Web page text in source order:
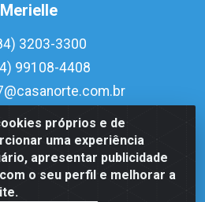
próprios e de
uma experiência
apresentar publicidade
o seu perfil e melhorar a
Merielle
3203-3300
99108-4408
Interventor Mário Câmara, 1815 -
RN - CEP 59054-600 - CNPJ
0001-51